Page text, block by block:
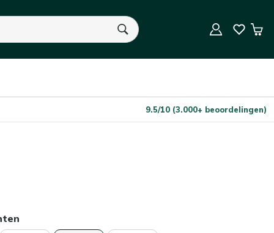
U heeft geen product(en) in uw winkelwagen.
9.5/10 (3.000+ beoordelingen)
Aantal
In Winkelwagen